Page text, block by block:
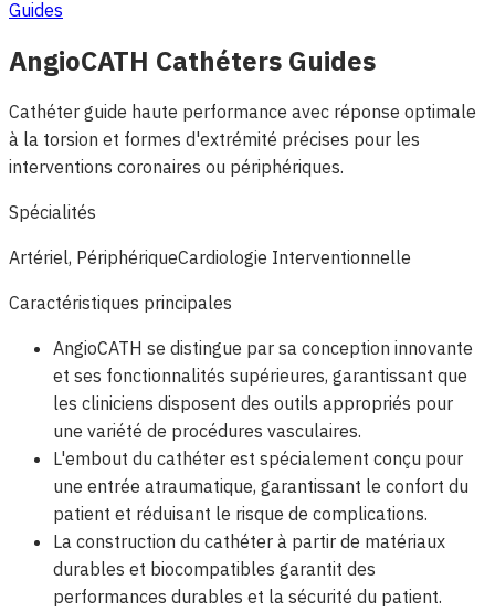
Guides
AngioCATH Cathéters Guides
Cathéter guide haute performance avec réponse optimale
à la torsion et formes d'extrémité précises pour les
interventions coronaires ou périphériques.
Spécialités
Artériel, PériphériqueCardiologie Interventionnelle
Caractéristiques principales
AngioCATH se distingue par sa conception innovante
et ses fonctionnalités supérieures, garantissant que
les cliniciens disposent des outils appropriés pour
une variété de procédures vasculaires.
L'embout du cathéter est spécialement conçu pour
une entrée atraumatique, garantissant le confort du
patient et réduisant le risque de complications.
La construction du cathéter à partir de matériaux
durables et biocompatibles garantit des
performances durables et la sécurité du patient.